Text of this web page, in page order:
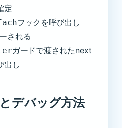
定
フックを呼び出し
される
ガードで渡されたnext
出し
デバッグ方法